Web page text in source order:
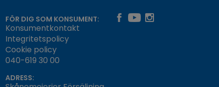
FÖR DIG SOM KONSUMENT:
Konsumentkontakt
Integritetspolicy
Cookie policy
040-619 30 00
ADRESS: